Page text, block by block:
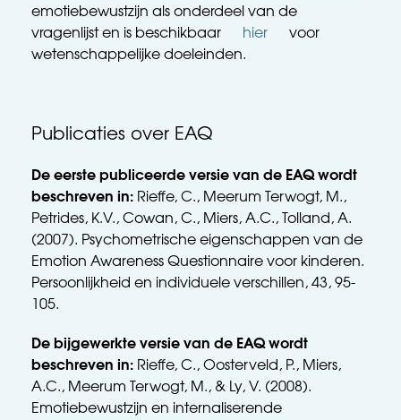
emotiebewustzijn als onderdeel van de
vragenlijst en is beschikbaar
hier
voor
wetenschappelijke doeleinden.
Publicaties over EAQ
De eerste publiceerde versie van de EAQ wordt
beschreven in: Rieffe, C., Meerum Terwogt, M.,
Petrides, K.V., Cowan, C., Miers, A.C., Tolland, A.
(2007). Psychometrische eigenschappen van de
Emotion Awareness Questionnaire voor kinderen.
Persoonlijkheid en individuele verschillen, 43, 95-
105.
De bijgewerkte versie van de EAQ wordt
beschreven in: Rieffe, C., Oosterveld, P., Miers,
A.C., Meerum Terwogt, M., & Ly, V. (2008).
Emotiebewustzijn en internaliserende